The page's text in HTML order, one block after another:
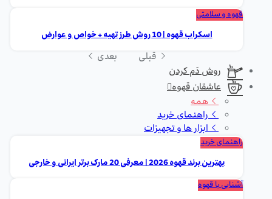
قهوه و سلامتی
اسکراب قهوه | 10 روش طرز تهیه + خواص و عوارض
قبلی
بعدی
روش دَم کردن
عاشقان قهوه
همه
راهنمای خرید
ابزار ها و تجهیزات
راهنمای خرید
بهترین برند قهوه 2026 | معرفی 20 مارک برتر ایرانی و خارجی
آشنایی با قهوه